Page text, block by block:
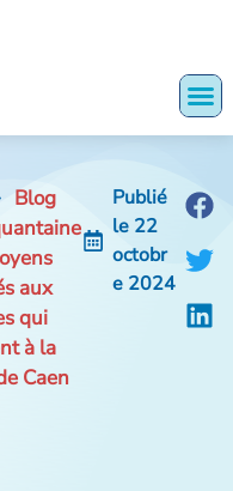
Blog
aux
qui
à la
Caen
Publié
le 22
octobr
e 2024